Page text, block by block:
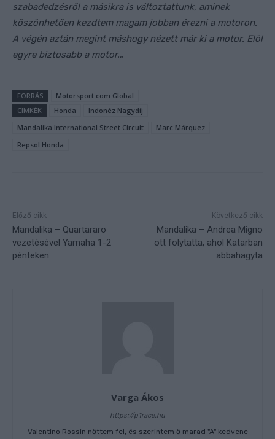
szabadedzésről a másikra is változtattunk, aminek
köszönhetően kezdtem magam jobban érezni a motoron.
A végén aztán megint máshogy nézett már ki a motor. Elöl
egyre biztosabb a motor.„
FORRÁS
Motorsport.com Global
CIMKÉK
Honda
Indonéz Nagydíj
Mandalika International Street Circuit
Marc Márquez
Repsol Honda
Előző cikk
Mandalika – Quartararo
vezetésével Yamaha 1-2
pénteken
Következő cikk
Mandalika – Andrea Migno
ott folytatta, ahol Katarban
abbahagyta
Varga Ákos
https://p1race.hu
Valentino Rossin nőttem fel, és szerintem ő marad "A" kedvenc